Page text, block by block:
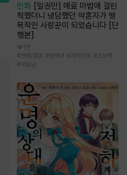
만화 [일권만] 매료 마법에 걸린
척했더니 냉담했던 약혼자가 맹
목적인 사랑꾼이 되었습니다 [단
행본]
1천
#연애/결혼 #철벽녀 #계약관계 #초능력
#까칠남